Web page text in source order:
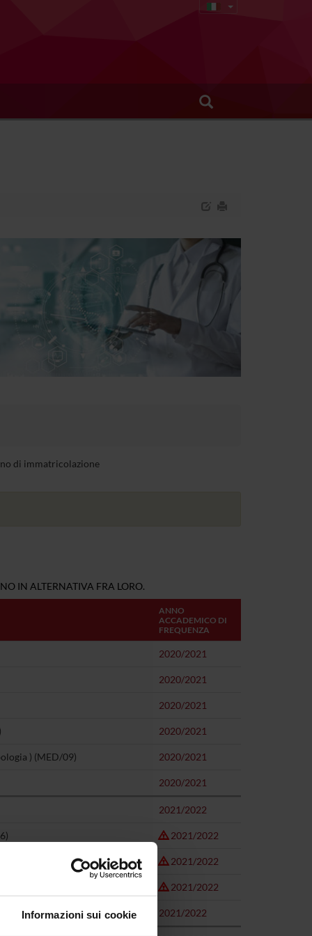
Informazioni sui cookie
di immatricolazione
IN ALTERNATIVA FRA LORO.
ANNO
ACCADEMICO DI
FREQUENZA
2020/2021
2020/2021
2020/2021
2020/2021
) (MED/09) 2020/2021
2020/2021
2021/2022
2021/2022
2021/2022
2021/2022
2021/2022